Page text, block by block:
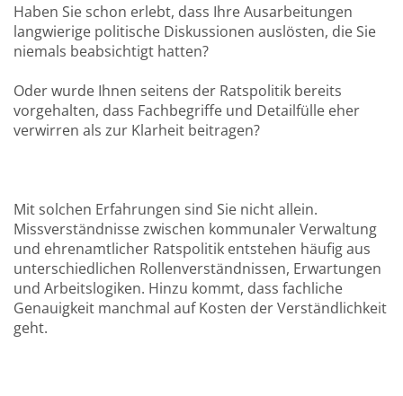
Haben Sie schon erlebt, dass Ihre Ausarbeitungen
langwierige politische Diskussionen auslösten, die Sie
niemals beabsichtigt hatten?
Oder wurde Ihnen seitens der Ratspolitik bereits
vorgehalten, dass Fachbegriffe und Detailfülle eher
verwirren als zur Klarheit beitragen?
Mit solchen Erfahrungen sind Sie nicht allein.
Missverständnisse zwischen kommunaler Verwaltung
und ehrenamtlicher Ratspolitik entstehen häufig aus
unterschiedlichen Rollenverständnissen, Erwartungen
und Arbeitslogiken. Hinzu kommt, dass fachliche
Genauigkeit manchmal auf Kosten der Verständlichkeit
geht.